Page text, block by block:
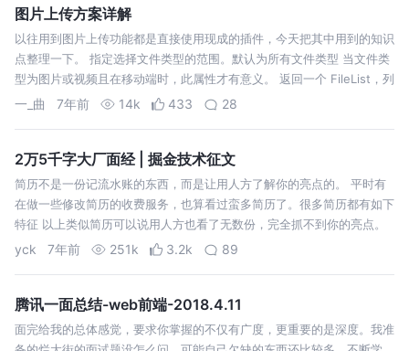
图片上传方案详解
以往用到图片上传功能都是直接使用现成的插件，今天把其中用到的知识
点整理一下。 指定选择文件类型的范围。默认为所有文件类型 当文件类
型为图片或视频且在移动端时，此属性才有意义。 返回一个 FileList，列
出每个所选文件对象。除非 multiple 指定了属性，否则此列表只有一…
一_曲 7年前 14k 433 28
2万5千字大厂面经 | 掘金技术征文
简历不是一份记流水账的东西，而是让用人方了解你的亮点的。 平时有
在做一些修改简历的收费服务，也算看过蛮多简历了。很多简历都有如下
特征 以上类似简历可以说用人方也看了无数份，完全抓不到你的亮点。
除非你呆过大厂或者教育背景不错或者技术栈符合人家要求了，否则基本
yck 7年前 251k 3.2k 89
腾讯一面总结-web前端-2018.4.11
面完给我的总体感觉，要求你掌握的不仅有广度，更重要的是深度。我准